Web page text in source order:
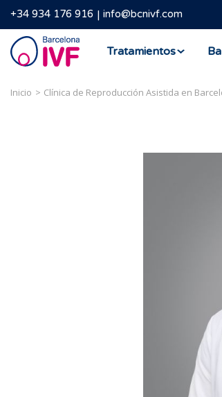
+34 934 176 916 info@bcnivf.com
Barcelona
IVF
Tratamientos
Inicio Clínica de Reproducción Asistida en